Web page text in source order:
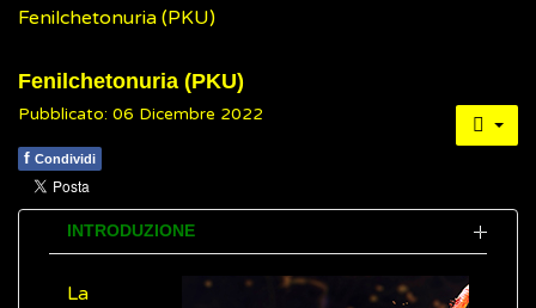
Fenilchetonuria (PKU)
Fenilchetonuria (PKU)
Pubblicato: 06 Dicembre 2022
f Condividi
INTRODUZIONE
La